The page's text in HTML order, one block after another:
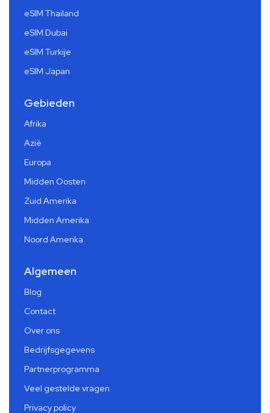
eSIM Thailand
eSIM Dubai
eSIM Turkije
eSIM Japan
Gebieden
Afrika
Azië
Europa
Midden Oosten
Zuid Amerika
Midden Amerika
Noord Amerika
Algemeen
Blog
Contact
Over ons
Bedrijfsgegevens
Partnerprogramma
Veel gestelde vragen
Privacy policy